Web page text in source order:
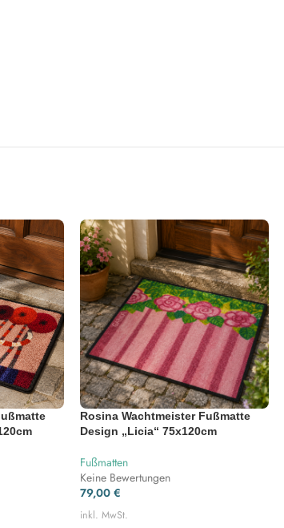
Rosina Wachtmeister Fußmatte
Design „Licia“ 75x120cm
Fußmatten
Keine Bewertungen
79,00 €
inkl. MwSt.